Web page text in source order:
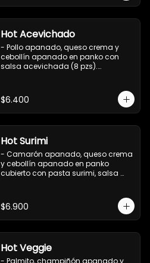
Hot Acevichado
- Pollo apanado, queso crema y
cebollín apanado en panko con
salsa acevichada (8 pzs).
$6.400
Hot Surimi
- Camarón apanado, queso crema
y cebollín apanado en panko
cubierto con pasta surimi, salsa
$6.900
Hot Veggie
- Palmito, champiñón apanado y